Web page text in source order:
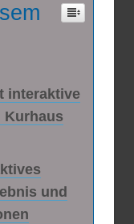
interaktive
Kurhaus
und